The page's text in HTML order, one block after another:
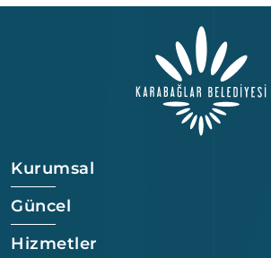
Kurumsal
Güncel
Hizmetler